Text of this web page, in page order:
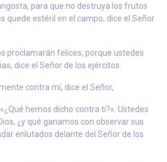
para que no destruya los frutos
quede estéril en el campo, dice el Señor
proclamarán felices, porque ustedes
dice el Señor de los ejércitos.
contra mí, dice el Señor,
hemos dicho contra ti?». Ustedes
¿y qué ganamos con observar sus
enlutados delante del Señor de los